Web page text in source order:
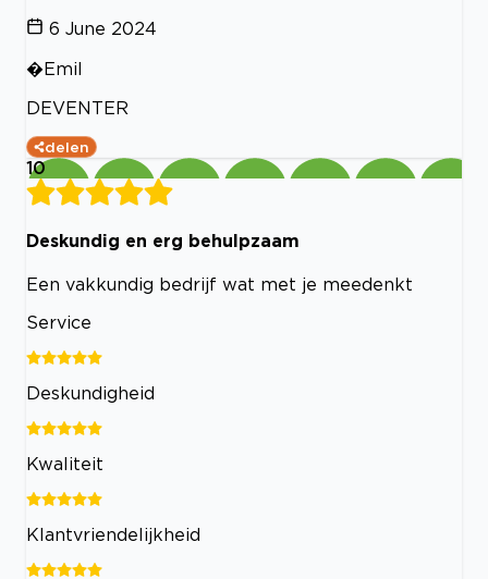
6 June 2024
�Emil
DEVENTER
delen
10
Deskundig en erg behulpzaam
Een vakkundig bedrijf wat met je meedenkt
Service
Deskundigheid
Kwaliteit
Klantvriendelijkheid